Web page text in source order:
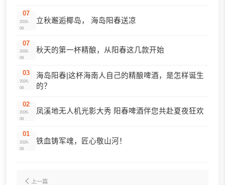
07
2026-
08
立秋邂逅椰岛， 海岛阳春送凉
07
2026-
08
秋天的第一杯精酿，从阳春这几款开始
03
2026-
08
海岛阳春|这杯海南人自己的精酿啤酒，是怎样诞生
的？
02
2026-
08
凤溪地无人机光影大秀 阳春啤酒伴您共赴夏夜狂欢
01
2026-
08
铁血铸军魂，匠心敬山河！
上一篇